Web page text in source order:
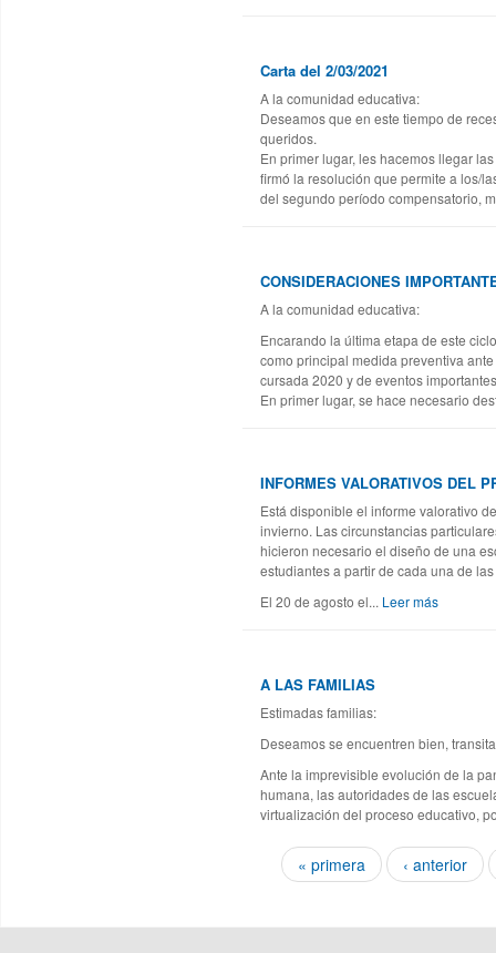
Carta del 2/03/2021
A la comunidad educativa:
Deseamos que en este tiempo de
queridos.
En primer lugar, les hacemos llegar
firmó la resolución que permite a los/
del segundo período compensatorio,
CONSIDERACIONES
A la comunidad educativa:
Encarando la última etapa de este
como principal medida preventiva
cursada 2020 y de eventos
En primer lugar, se hace necesario
INFORMES VALORATIVOS DEL
Está disponible el informe valorativo
invierno. Las circunstancias
hicieron necesario el diseño de una
estudiantes a partir de cada una de
El 20 de agosto el... Leer más
A LAS FAMILIAS
Estimadas familias:
Deseamos se encuentren bien,
Ante la imprevisible evolución de la
humana, las autoridades de las
virtualización del proceso educativo,
Páginas
« primera ‹ anterior